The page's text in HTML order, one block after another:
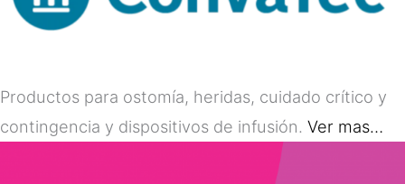
Productos para ostomía, heridas, cuidado crítico y
contingencia y dispositivos de infusión. Ver mas…